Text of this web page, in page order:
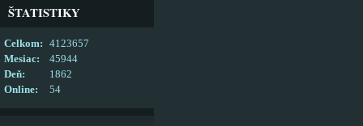
ŠTATISTIKY
Online: 54
Celkom:
4123657
Mesiac:
45944
Deň:
1862